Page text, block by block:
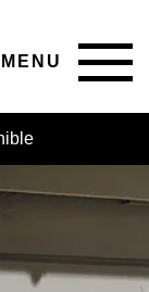
MENU